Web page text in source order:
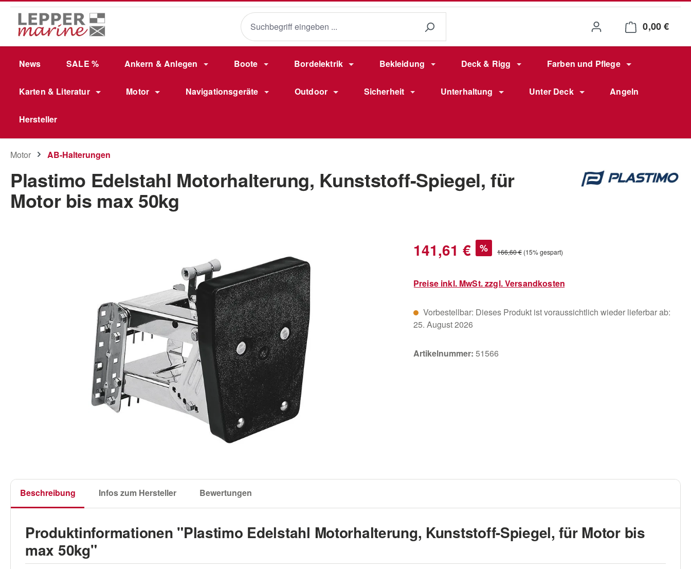
Hauptinhalt springen
Zur Suche springen
Zur Hauptnavigation springen
0,00 €
News SALE % Ankern & Anlegen Boote Bordelektrik Bekleidung Deck & Rigg Farben und Pflege
Karten & Literatur Motor Navigationsgeräte Outdoor Sicherheit Unterhaltung Unter Deck Angeln
Hersteller
Motor AB-Halterungen
Plastimo Edelstahl Motorhalterung, Kunststoff-Spiegel, für
Motor bis max 50kg
Verkaufspreis:
141,61 € % Regulärer Preis:
166,60 € (15% gespart)
Preise inkl. MwSt. zzgl. Versandkosten
Vorbestellbar: Dieses Produkt ist voraussichtlich wieder lieferbar ab:
25. August 2026
Artikelnummer: 51566
Beschreibung Infos zum Hersteller Bewertungen
Produktinformationen "Plastimo Edelstahl Motorhalterung, Kunststoff-Spiegel, für Motor bis
max 50kg"